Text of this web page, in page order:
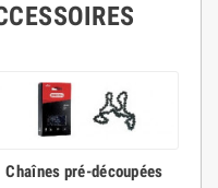
Chaînes pré-découpées